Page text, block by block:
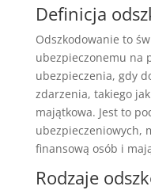
Definicja
Odszkodowanie to
ubezpieczonemu na
ubezpieczenia, gdy
zdarzenia, takiego
majątkowa. Jest to
ubezpieczeniowych,
finansową osób i
Rodzaje